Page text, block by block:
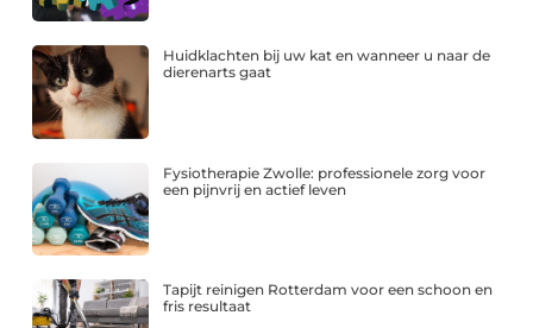
Huidklachten bij uw kat en wanneer u naar de
dierenarts gaat
Fysiotherapie Zwolle: professionele zorg voor
een pijnvrij en actief leven
Tapijt reinigen Rotterdam voor een schoon en
fris resultaat